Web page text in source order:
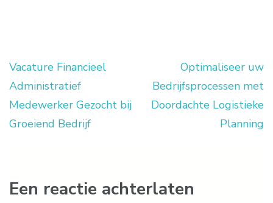
Berichtnavigatie
Vacature Financieel
Administratief
Medewerker Gezocht bij
Groeiend Bedrijf
Optimaliseer uw
Bedrijfsprocessen met
Doordachte Logistieke
Planning
Een reactie achterlaten